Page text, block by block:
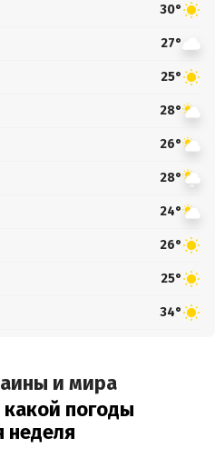
30°
27°
25°
28°
26°
28°
24°
26°
25°
34°
и мира
погоды
неделя